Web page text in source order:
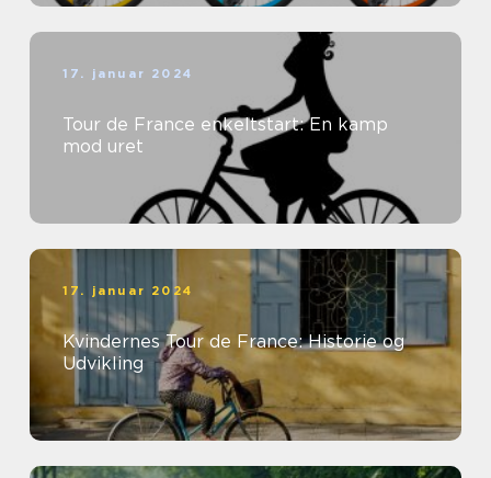
17. januar 2024
Tour de France enkeltstart: En kamp
mod uret
17. januar 2024
Kvindernes Tour de France: Historie og
Udvikling